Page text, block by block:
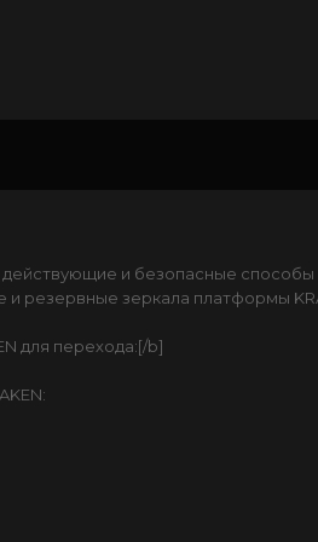
и безопасные способы
резервные зеркала платформы
для перехода:[/b]